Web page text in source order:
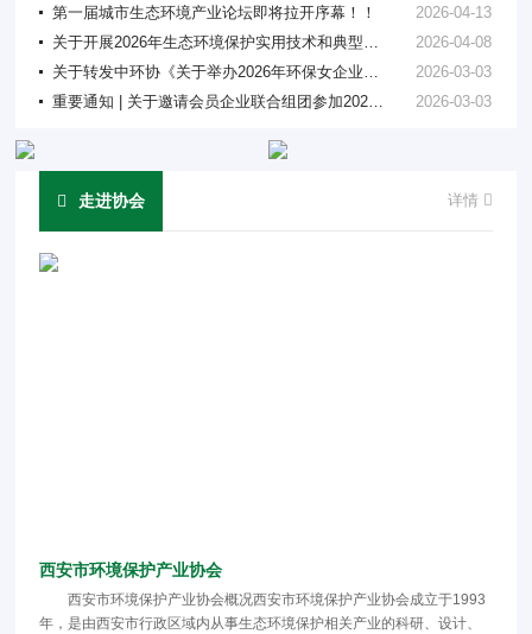
第一届城市生态环境产业论坛即将拉开序幕！！
2026-04-13
关于开展2026年生态环境保护实用技术和典型工程推荐申报工作的通知
2026-04-08
关于转发中环协《关于举办2026年环保女企业家(成都)培训交流会的通知》的通知
2026-03-03
重要通知 | 关于邀请会员企业联合组团参加2026年全国部分环保产业展览与论坛的通知
2026-03-03
走进协会 详情
西安市环境保护产业协会
西安市环境保护产业协会概况西安市环境保护产业协会成立于1993
年，是由西安市行政区域内从事生态环境保护相关产业的科研、设计、